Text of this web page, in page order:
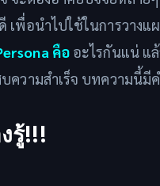
เพื่อนำไปใช้ในการวางแ
คืออะไรกันแน่ แ
ความสำเร็จ บทความนี้มี
รู้!!!